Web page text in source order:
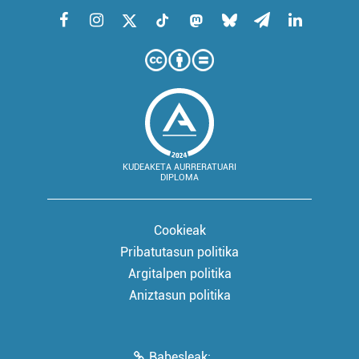
KUDEAKETA AURRERATUARI
DIPLOMA
Cookieak
Pribatutasun politika
Argitalpen politika
Aniztasun politika